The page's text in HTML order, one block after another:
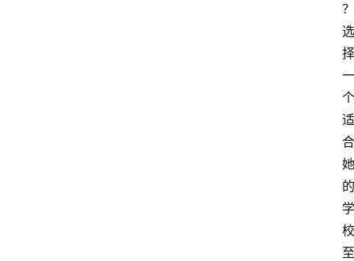
？
选
择
一
个
适
合
她
的
学
校
至